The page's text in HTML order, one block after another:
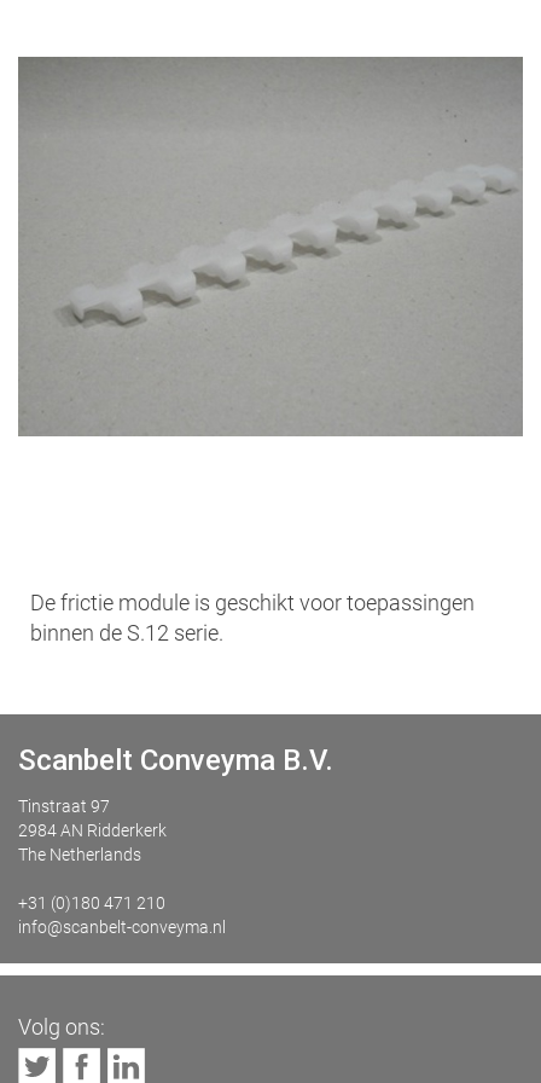
De frictie module is geschikt voor toepassingen
binnen de S.12 serie.
Scanbelt Conveyma B.V.
Tinstraat 97
2984 AN Ridderkerk
The Netherlands
+31 (0)180 471 210
info@scanbelt-conveyma.nl
Volg ons: